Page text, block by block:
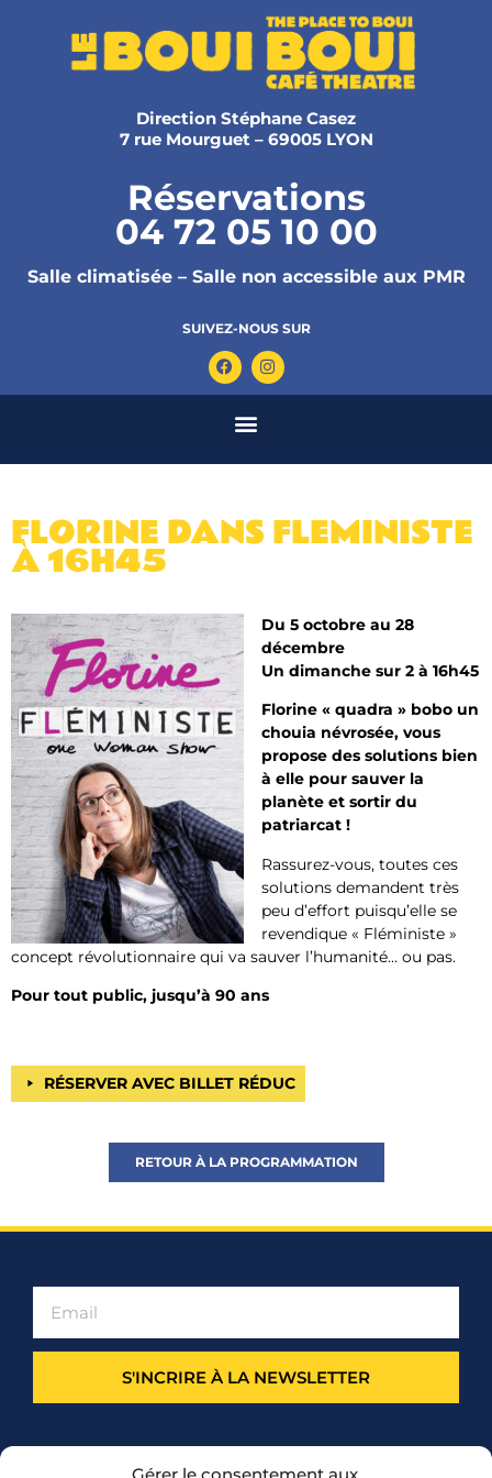
Direction Stéphane Casez
7 rue Mourguet – 69005 LYON
Réservations
04 72 05 10 00
Salle climatisée – Salle non accessible aux PMR
SUIVEZ-NOUS SUR
FLORINE DANS FLEMINISTE
À 16H45
Du 5 octobre au 28
décembre
Un dimanche sur 2 à 16h45
Florine « quadra » bobo un
chouia névrosée, vous
propose des solutions bien
à elle pour sauver la
planète et sortir du
patriarcat !
Rassurez-vous, toutes ces
solutions demandent très
peu d’effort puisqu’elle se
revendique « Fléministe »
concept révolutionnaire qui va sauver l’humanité… ou pas.
Pour tout public, jusqu’à 90 ans
RÉSERVER AVEC BILLET RÉDUC
RETOUR À LA PROGRAMMATION
S'INCRIRE À LA NEWSLETTER